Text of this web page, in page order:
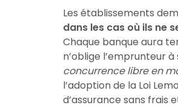
Les établissements
dans les cas où ils ne
Chaque banque aura
n’oblige l’emprunteur
concurrence libre en
l’adoption de la Loi
d’assurance sans frais